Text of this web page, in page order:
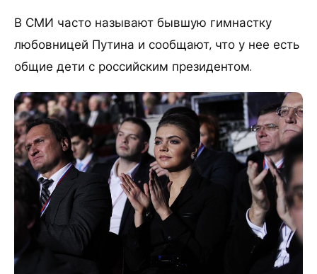
В СМИ часто называют бывшую гимнастку
любовницей Путина и сообщают, что у нее есть
общие дети с российским президентом.